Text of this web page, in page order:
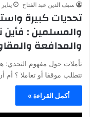
سيف الدين عبد الفتاح يناير 13, 2009
تحديات كبيرة
والمسلمين : فأين
والمدافعة
تأملات حول مفهوم التحدي: هل
تتطلب موقفا أو تعاملا ؟ أم
أكمل القراءة »